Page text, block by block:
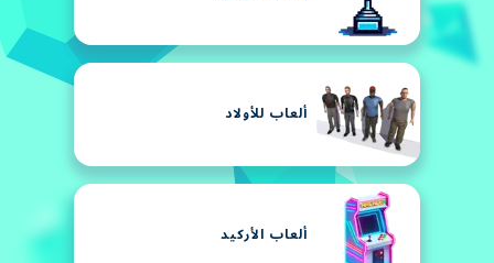
ألعاب للأولاد
ألعاب الأركيد